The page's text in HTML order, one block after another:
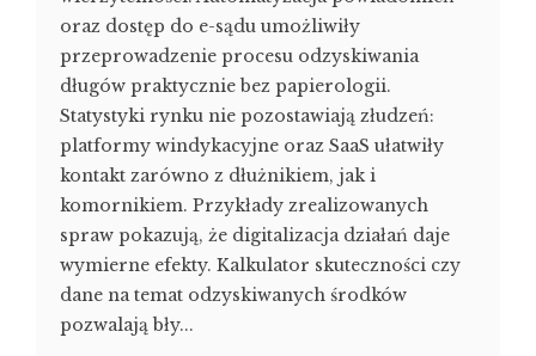
oraz dostęp do e-sądu umożliwiły
przeprowadzenie procesu odzyskiwania
długów praktycznie bez papierologii.
Statystyki rynku nie pozostawiają złudzeń:
platformy windykacyjne oraz SaaS ułatwiły
kontakt zarówno z dłużnikiem, jak i
komornikiem. Przykłady zrealizowanych
spraw pokazują, że digitalizacja działań daje
wymierne efekty. Kalkulator skuteczności czy
dane na temat odzyskiwanych środków
pozwalają bły...